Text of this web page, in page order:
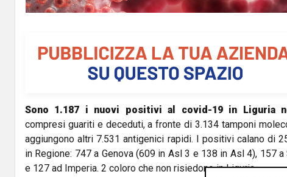
Sono 1.187 i nuovi positivi al covid-19 in Liguria
compresi guariti e deceduti, a fronte di 3.134 tamponi
aggiungono altri 7.531 antigenici rapidi. I positivi calano di
in Regione: 747 a Genova (609 in Asl 3 e 138 in Asl 4), 157
e 127 ad Imperia. 2 coloro che non risiedono in Liguria.